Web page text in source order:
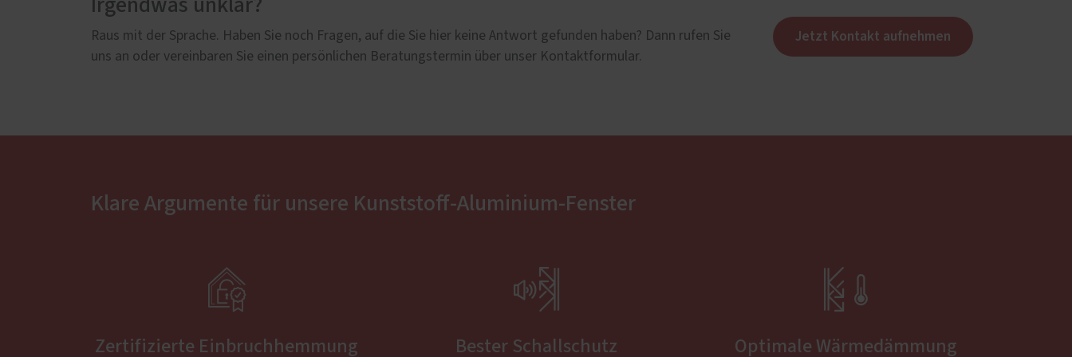
Irgendwas unklar?
Raus mit der Sprache. Haben Sie noch Fragen, auf die Sie hier keine Antwort gefunden haben? Dann rufen Sie
uns an oder vereinbaren Sie einen persönlichen Beratungstermin über unser Kontaktformular.
Jetzt Kontakt aufnehmen
Klare Argumente für unsere Kunststoff-Aluminium-Fenster

Zertifizierte Einbruchhemmung

Bester Schallschutz

Optimale Wärmedämmung